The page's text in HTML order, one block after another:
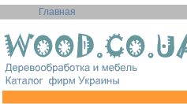
Главная